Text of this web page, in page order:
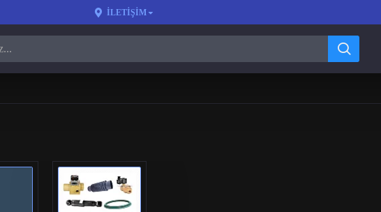
İLETIŞIM